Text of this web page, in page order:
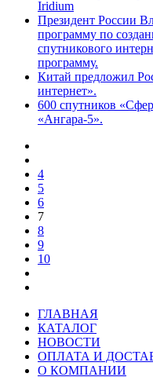
Iridium
Президент России
программу по
спутникового
программу.
Китай предложил
интернет».
600 спутников
«Ангара-5».
4
5
6
7
8
9
10
ГЛАВНАЯ
КАТАЛОГ
НОВОСТИ
ОПЛАТА И
О КОМПАНИИ